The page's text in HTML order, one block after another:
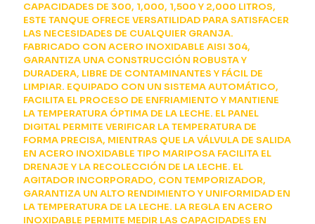
CAPACIDADES DE 300, 1,000, 1,500 Y 2,000 LITROS,
ESTE TANQUE OFRECE VERSATILIDAD PARA SATISFACER
LAS NECESIDADES DE CUALQUIER GRANJA.
FABRICADO CON ACERO INOXIDABLE AISI 304,
GARANTIZA UNA CONSTRUCCIÓN ROBUSTA Y
DURADERA, LIBRE DE CONTAMINANTES Y FÁCIL DE
LIMPIAR. EQUIPADO CON UN SISTEMA AUTOMÁTICO,
FACILITA EL PROCESO DE ENFRIAMIENTO Y MANTIENE
LA TEMPERATURA ÓPTIMA DE LA LECHE. EL PANEL
DIGITAL PERMITE VERIFICAR LA TEMPERATURA DE
FORMA PRECISA, MIENTRAS QUE LA VÁLVULA DE SALIDA
EN ACERO INOXIDABLE TIPO MARIPOSA FACILITA EL
DRENAJE Y LA RECOLECCIÓN DE LA LECHE. EL
AGITADOR INCORPORADO, CON TEMPORIZADOR,
GARANTIZA UN ALTO RENDIMIENTO Y UNIFORMIDAD EN
LA TEMPERATURA DE LA LECHE. LA REGLA EN ACERO
INOXIDABLE PERMITE MEDIR LAS CAPACIDADES EN